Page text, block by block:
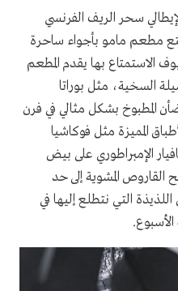
سحر الريف الفرنسي
مطعم مامو بأجواء ساحرة
بها يقدم المطعم
مثل بوراتا
بشكل مثالي في فرن
المميزة مثل فوكاشيا
الإمبراطوري على بيض
المشوية إلى حد
التي نتطلع إليها في